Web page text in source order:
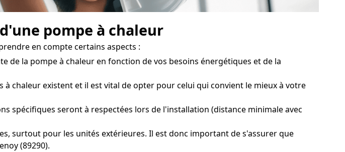
pompe à chaleur
en compte certains aspects :
de la pompe à chaleur en fonction de vos besoins énergétiques et de la
chaleur existent et il est vital de opter pour celui qui convient le mieux à votre
spécifiques seront à respectées lors de l'installation (distance minimale avec
surtout pour les unités extérieures. Il est donc important de s'assurer que
(89290).